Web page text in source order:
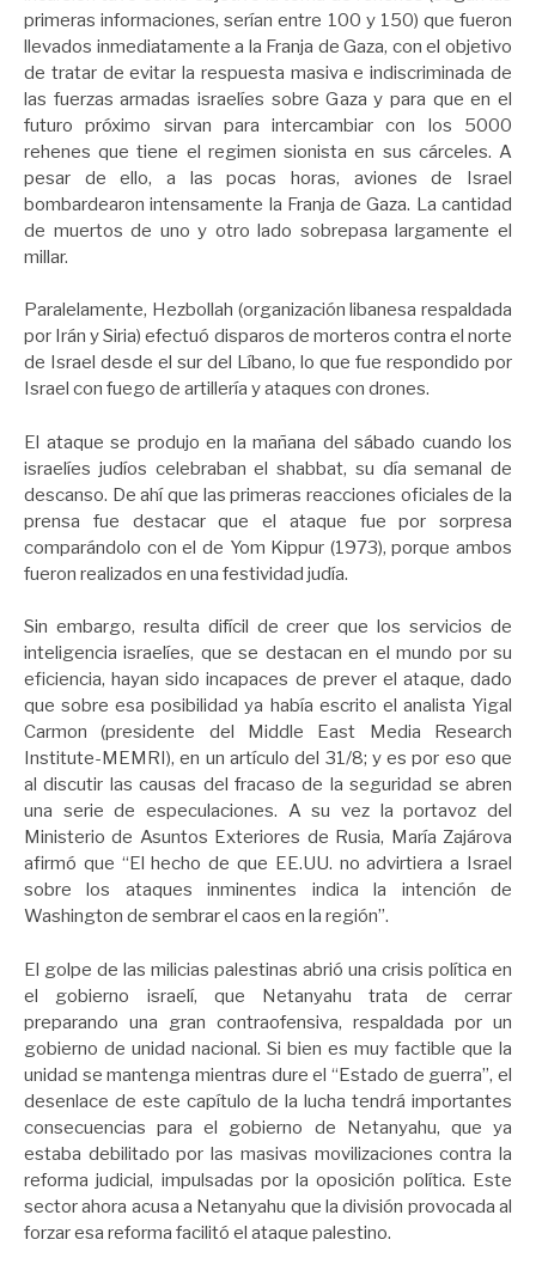
primeras informaciones, serían entre 100 y 150) que fueron
llevados inmediatamente a la Franja de Gaza, con el objetivo
de tratar de evitar la respuesta masiva e indiscriminada de
las fuerzas armadas israelíes sobre Gaza y para que en el
futuro próximo sirvan para intercambiar con los 5000
rehenes que tiene el regimen sionista en sus cárceles. A
pesar de ello, a las pocas horas, aviones de Israel
bombardearon intensamente la Franja de Gaza. La cantidad
de muertos de uno y otro lado sobrepasa largamente el
millar.
Paralelamente, Hezbollah (organización libanesa respaldada
por Irán y Siria) efectuó disparos de morteros contra el norte
de Israel desde el sur del Líbano, lo que fue respondido por
Israel con fuego de artillería y ataques con drones.
El ataque se produjo en la mañana del sábado cuando los
israelíes judíos celebraban el shabbat, su día semanal de
descanso. De ahí que las primeras reacciones oficiales de la
prensa fue destacar que el ataque fue por sorpresa
comparándolo con el de Yom Kippur (1973), porque ambos
fueron realizados en una festividad judía.
Sin embargo, resulta difícil de creer que los servicios de
inteligencia israelíes, que se destacan en el mundo por su
eficiencia, hayan sido incapaces de prever el ataque, dado
que sobre esa posibilidad ya había escrito el analista Yigal
Carmon (presidente del Middle East Media Research
Institute-MEMRI), en un artículo del 31/8; y es por eso que
al discutir las causas del fracaso de la seguridad se abren
una serie de especulaciones. A su vez la portavoz del
Ministerio de Asuntos Exteriores de Rusia, María Zajárova
afirmó que “El hecho de que EE.UU. no advirtiera a Israel
sobre los ataques inminentes indica la intención de
Washington de sembrar el caos en la región”.
El golpe de las milicias palestinas abrió una crisis política en
el gobierno israelí, que Netanyahu trata de cerrar
preparando una gran contraofensiva, respaldada por un
gobierno de unidad nacional. Si bien es muy factible que la
unidad se mantenga mientras dure el “Estado de guerra”, el
desenlace de este capítulo de la lucha tendrá importantes
consecuencias para el gobierno de Netanyahu, que ya
estaba debilitado por las masivas movilizaciones contra la
reforma judicial, impulsadas por la oposición política. Este
sector ahora acusa a Netanyahu que la división provocada al
forzar esa reforma facilitó el ataque palestino.